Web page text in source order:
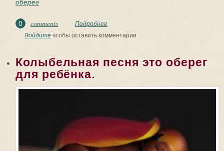
0 comments Подробнее
Войдитечтобы оставить комментарии
Колыбельная песня это оберег
для ребёнка.